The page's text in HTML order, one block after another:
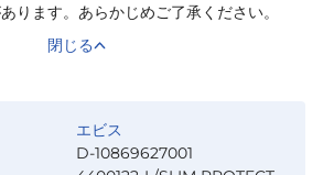
ります。あらかじめご了承ください。
閉じる
エビス
D-10869627001